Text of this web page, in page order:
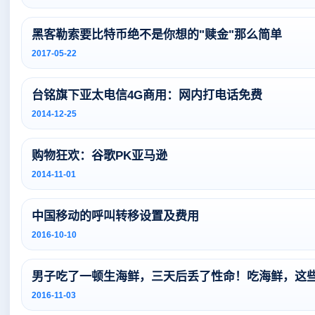
黑客勒索要比特币绝不是你想的"赎金"那么简单
2017-05-22
台铭旗下亚太电信4G商用：网内打电话免费
2014-12-25
购物狂欢：谷歌PK亚马逊
2014-11-01
中国移动的呼叫转移设置及费用
2016-10-10
男子吃了一顿生海鲜，三天后丢了性命！吃海鲜，这
2016-11-03